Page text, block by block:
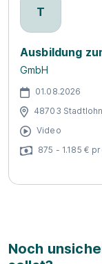
T
Ausbildung
GmbH
01.08.2026
48703 Stadtlohn
Video
875 - 1.185 €
Noch